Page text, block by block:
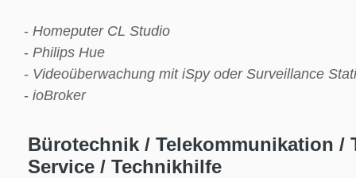
- Homeputer CL Studio
- Philips Hue
- Videoüberwachung mit iSpy oder Surveillance
- ioBroker
Bürotechnik / Telekommunikation /
Service / Technikhilfe